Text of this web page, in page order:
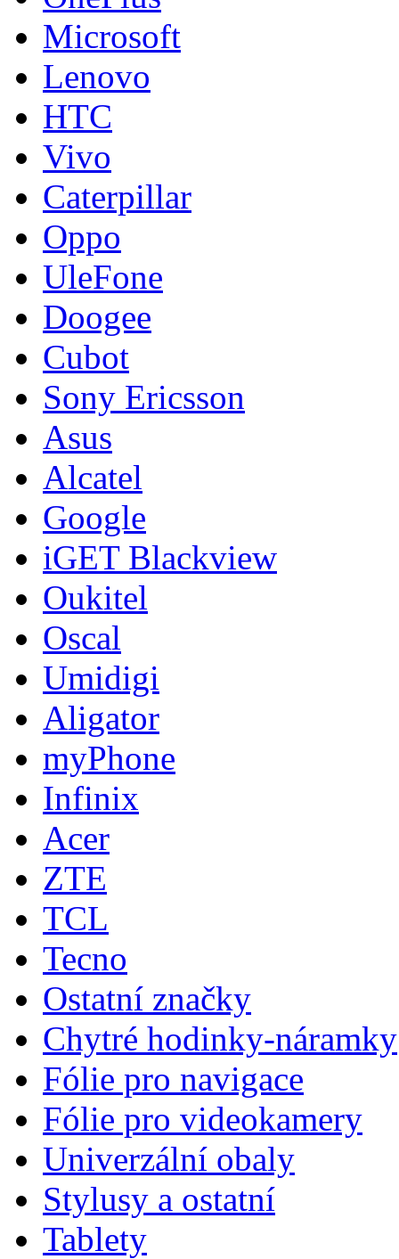
Microsoft
Lenovo
HTC
Vivo
Caterpillar
Oppo
UleFone
Doogee
Cubot
Sony Ericsson
Asus
Alcatel
Google
iGET Blackview
Oukitel
Oscal
Umidigi
Aligator
myPhone
Infinix
Acer
ZTE
TCL
Tecno
Ostatní značky
Chytré hodinky-náramky
Fólie pro navigace
Fólie pro videokamery
Univerzální obaly
Stylusy a ostatní
Tablety